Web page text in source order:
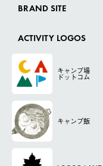
BRAND SITE
ACTIVITY LOGOS
キャンプ場
ドットコム
キャンプ飯